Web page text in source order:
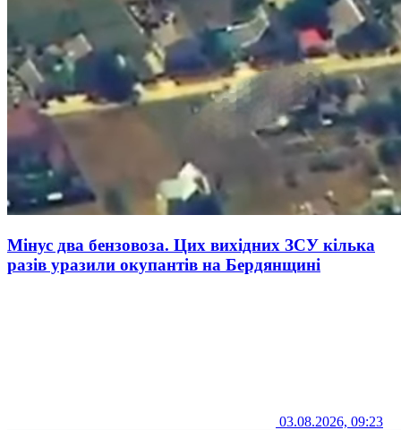
Мінус два бензовоза. Цих вихідних ЗСУ кілька
разів уразили окупантів на Бердянщині
03.08.2026, 09:23